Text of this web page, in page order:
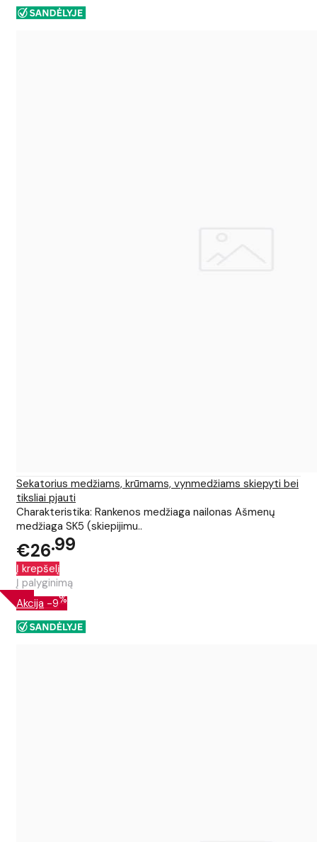
Sekatorius medžiams, krūmams, vynmedžiams skiepyti bei
tiksliai pjauti
Charakteristika: Rankenos medžiaga nailonas Ašmenų
medžiaga SK5 (skiepijimu..
€26 99
Į krepšelį
Į palyginimą
Akcija -9%